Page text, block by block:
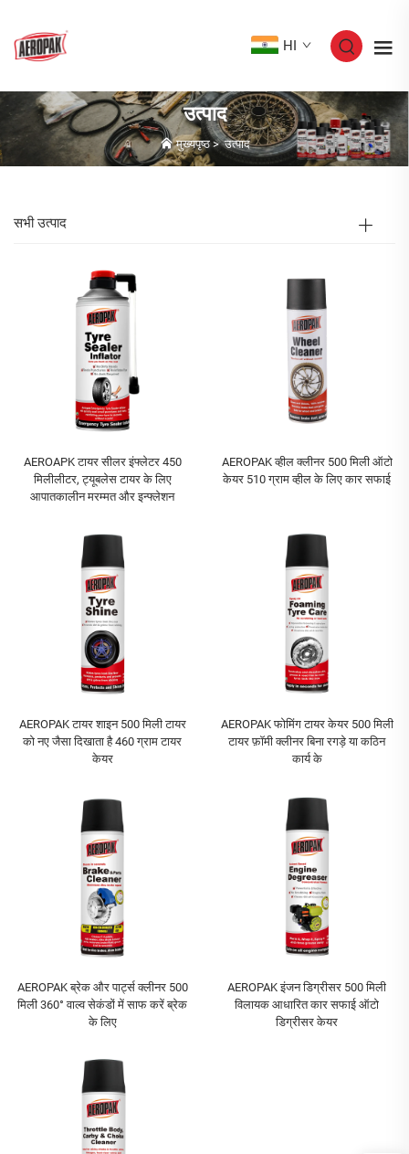
HI
उत्पाद
मुख्यपृष्ठ>उत्पाद
सभी उत्पाद
AEROAPK टायर सीलर इंफ्लेटर 450
मिलीलीटर, ट्यूबलेस टायर के लिए
आपातकालीन मरम्मत और इन्फ्लेशन
AEROPAK व्हील क्लीनर 500 मिली ऑटो
केयर 510 ग्राम व्हील के लिए कार सफाई
AEROPAK टायर शाइन 500 मिली टायर
को नए जैसा दिखाता है 460 ग्राम टायर
केयर
AEROPAK फोमिंग टायर केयर 500 मिली
टायर फ़ॉमी क्लीनर बिना रगड़े या कठिन
कार्य के
AEROPAK ब्रेक और पार्ट्स क्लीनर 500
मिली 360° वाल्व सेकंडों में साफ करें ब्रेक
के लिए
AEROPAK इंजन डिग्रीसर 500 मिली
विलायक आधारित कार सफाई ऑटो
डिग्रीसर केयर